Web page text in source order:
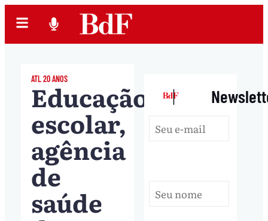
ATL 20 ANOS
Educação
escolar,
agência
de
saúde
|